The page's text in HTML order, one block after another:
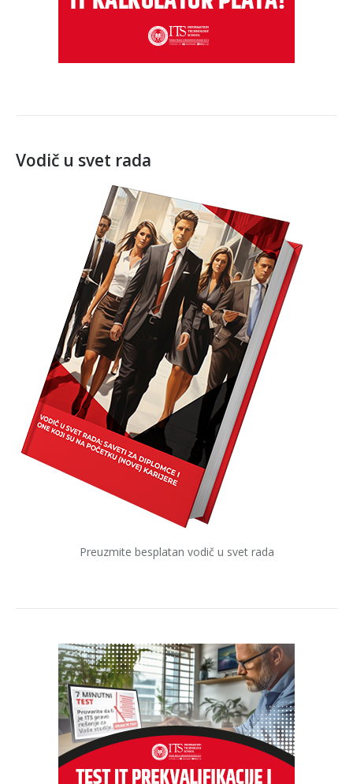
Vodič u svet rada
Preuzmite besplatan vodič u svet rada